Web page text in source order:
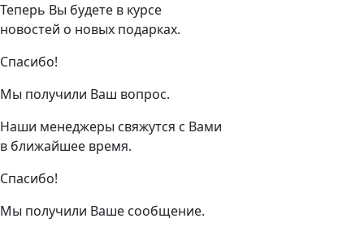
Теперь Вы будете в курсе
новостей о новых подарках.
Спасибо!
Мы получили Ваш вопрос.
Наши менеджеры свяжутся с Вами
в ближайшее время.
Спасибо!
Мы получили Ваше сообщение.